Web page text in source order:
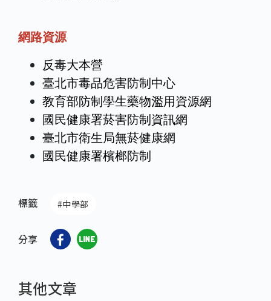
網路資源
反毒大本營
臺北市毒品危害防制中心
教育部防制學生藥物濫用資源網
國民健康署菸害防制資訊網
臺北市衛生局無菸健康網
國民健康署檳榔防制
標籤 #中學部
分享
其他文章